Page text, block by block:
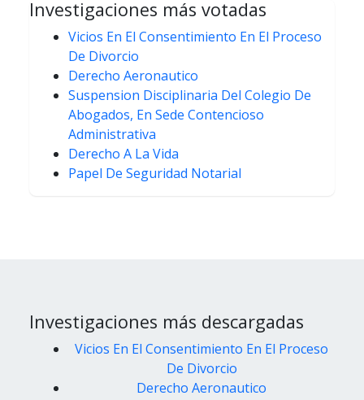
Investigaciones más votadas
Vicios En El Consentimiento En El Proceso
De Divorcio
Derecho Aeronautico
Suspension Disciplinaria Del Colegio De
Abogados, En Sede Contencioso
Administrativa
Derecho A La Vida
Papel De Seguridad Notarial
Investigaciones más descargadas
Vicios En El Consentimiento En El Proceso
De Divorcio
Derecho Aeronautico